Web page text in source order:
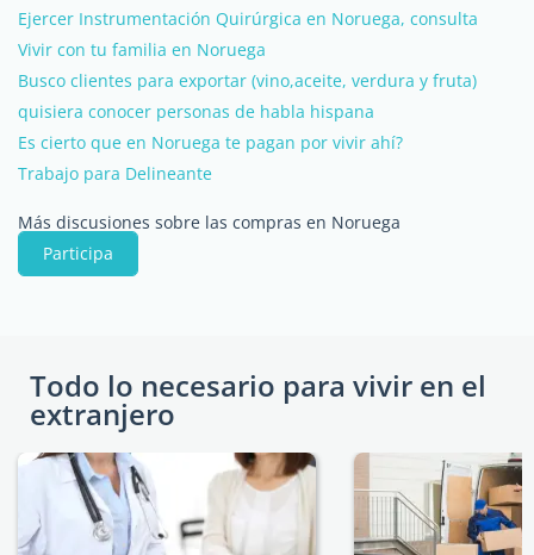
Ejercer Instrumentación Quirúrgica en Noruega, consulta
Vivir con tu familia en Noruega
Busco clientes para exportar (vino,aceite, verdura y fruta)
quisiera conocer personas de habla hispana
Es cierto que en Noruega te pagan por vivir ahí?
Trabajo para Delineante
Más discusiones sobre las compras en Noruega
Participa
Todo lo necesario para vivir en el
extranjero